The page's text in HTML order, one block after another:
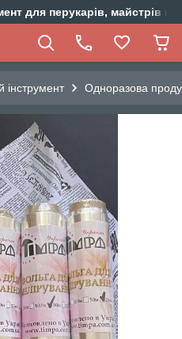
для перукарів, майстрів
інструмент Одноразова